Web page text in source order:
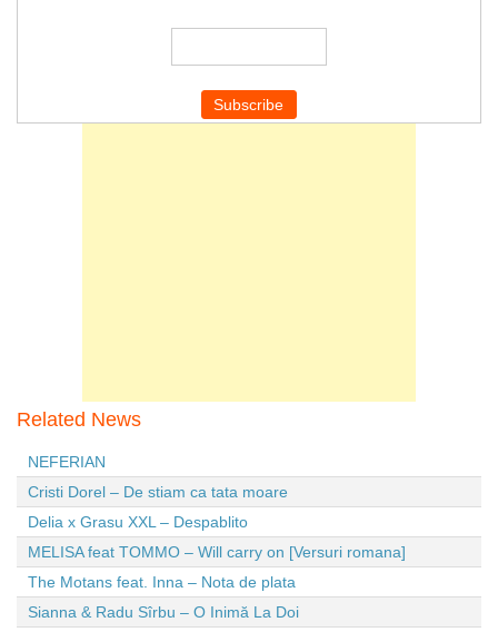
Related News
NEFERIAN
Cristi Dorel – De stiam ca tata moare
Delia x Grasu XXL – Despablito
MELISA feat TOMMO – Will carry on [Versuri romana]
The Motans feat. Inna – Nota de plata
Sianna & Radu Sîrbu – O Inimă La Doi